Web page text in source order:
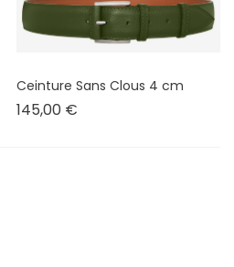
Ceinture Sans Clous 4 cm
145,00 €